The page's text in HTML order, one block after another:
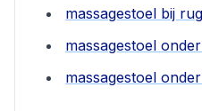
massagestoel bij
massagestoel
massagestoel